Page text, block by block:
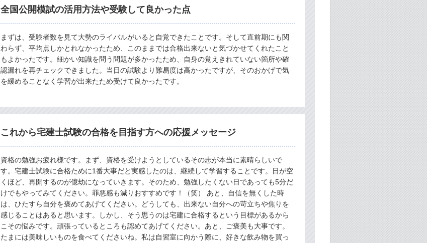
全国公開模試の活用方法や受験して良かった点
まずは、受験者数を見て大勢のライバルがいると自覚できたことです。そして直前期にも関
わらず、平均点しかとれなかったため、このままでは合格出来ないと気づかせてくれたこと
もよかったです。細かい知識を問う問題が多かったため、自身の覚えきれていない箇所や確
認漏れを再チェックできました。当日の試験より難易度は高かったですが、そのおかげで気
を緩めることなく学習が出来たため受けて良かったです。
これから宅建士試験の合格を目指す方への応援メッセージ
資格の勉強お疲れ様です。まず、資格を受けようとしているその志が本当に素晴らしいで
す。宅建士試験に合格ために1番大事だと実感したのは、継続して学習することです。日が空
くほど、再開するのが億劫になっていきます。そのため、勉強したくない日であっても5分だ
けでもやってみてください。罪悪感も減りおすすめです！（笑） あと、自信を無くした時
は、ひたすら自分を褒めてあげてください。どうしても、出来ない自分への苛立ちや焦りを
感じることはあると思います。しかし、そう思うのは宅建に合格するという目標があるから
こその悩みです。頑張っているところも認めてあげてください。あと、ご褒美も大事です。
たまには美味しいものを食べてくださいね。私は自習室に向かう際に、好きな飲み物を買っ